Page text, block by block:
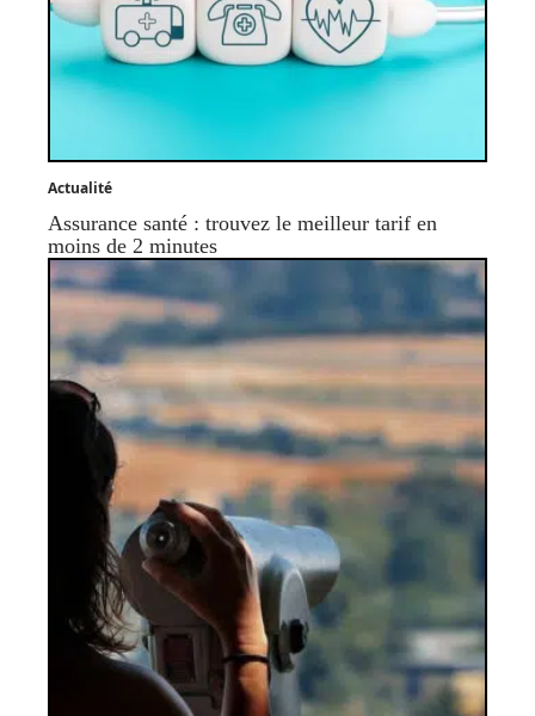
Actualité
Assurance santé : trouvez le meilleur tarif en
moins de 2 minutes